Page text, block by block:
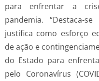
para enfrentar a
pandemia. “Destaca-
justifica como esforço
de ação e
do Estado para
pelo Coronavírus